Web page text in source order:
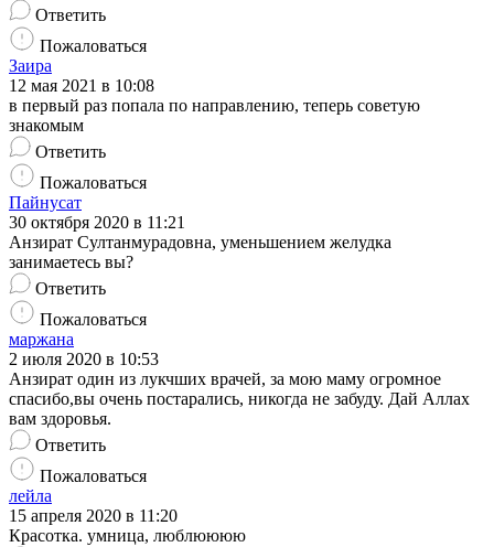
Ответить
Пожаловаться
Заира
12 мая 2021 в 10:08
в первый раз попала по направлению, теперь советую
знакомым
Ответить
Пожаловаться
Пайнусат
30 октября 2020 в 11:21
Анзират Султанмурадовна, уменьшением желудка
занимаетесь вы?
Ответить
Пожаловаться
маржана
2 июля 2020 в 10:53
Анзират один из лукчших врачей, за мою маму огромное
спасибо,вы очень постарались, никогда не забуду. Дай Аллах
вам здоровья.
Ответить
Пожаловаться
лейла
15 апреля 2020 в 11:20
Красотка. умница, люблюююю